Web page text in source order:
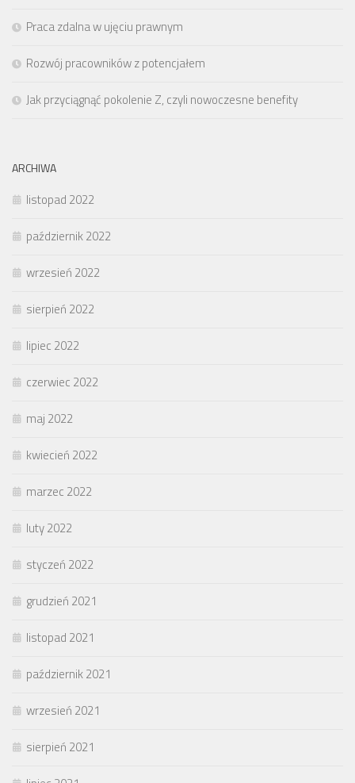
Praca zdalna w ujęciu prawnym
Rozwój pracowników z potencjałem
Jak przyciągnąć pokolenie Z, czyli nowoczesne benefity
ARCHIWA
listopad 2022
październik 2022
wrzesień 2022
sierpień 2022
lipiec 2022
czerwiec 2022
maj 2022
kwiecień 2022
marzec 2022
luty 2022
styczeń 2022
grudzień 2021
listopad 2021
październik 2021
wrzesień 2021
sierpień 2021